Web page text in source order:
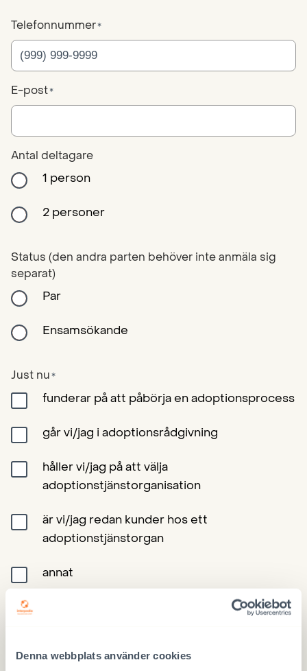
Denna webbplats använder cookies
Telefonnummer*
E-post*
Antal deltagare
1 person
2 personer
Status (den andra parten behöver inte anmäla sig
separat)
Par
Ensamsökande
Just nu*
funderar på att påbörja en adoptionsprocess
går vi/jag i adoptionsrådgivning
håller vi/jag på att välja
adoptionstjänstorganisation
är vi/jag redan kunder hos ett
adoptionstjänstorgan
annat
Datum för informationstillfället